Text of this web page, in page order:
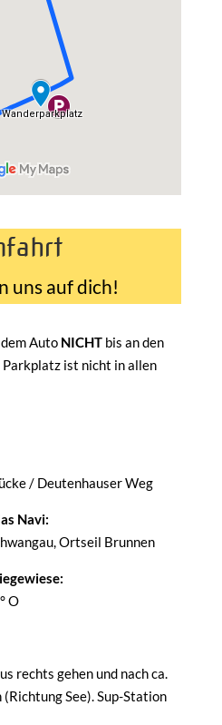
uns auf dich!
Auto NICHT bis an den
ist nicht in allen
/ Deutenhauser Weg
Navi:
Ortseil Brunnen
O
rechts gehen und nach ca.
See). Sup-Station